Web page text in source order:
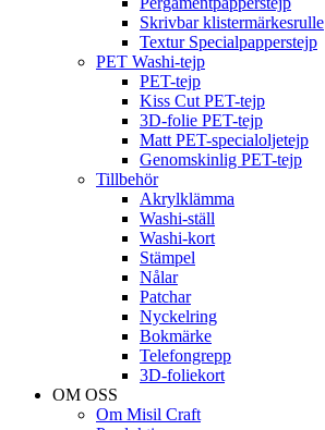
Skrivbar klistermärkesrulle
Textur Specialpapperstejp
PET Washi-tejp
PET-tejp
Kiss Cut PET-tejp
3D-folie PET-tejp
Matt PET-specialoljetejp
Genomskinlig PET-tejp
Tillbehör
Akrylklämma
Washi-ställ
Washi-kort
Stämpel
Nålar
Patchar
Nyckelring
Bokmärke
Telefongrepp
3D-foliekort
OM OSS
Om Misil Craft